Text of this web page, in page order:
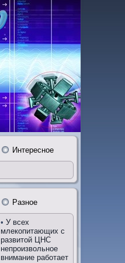
Интересное
Разное
• У всех
млекопитающих с
развитой ЦНС
непроизвольное
внимание работает